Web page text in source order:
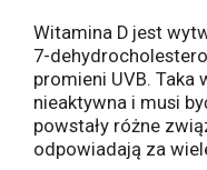
Witamina D jest
7-
promieni UVB.
nieaktywna i musi
powstały różne
odpowiadają za